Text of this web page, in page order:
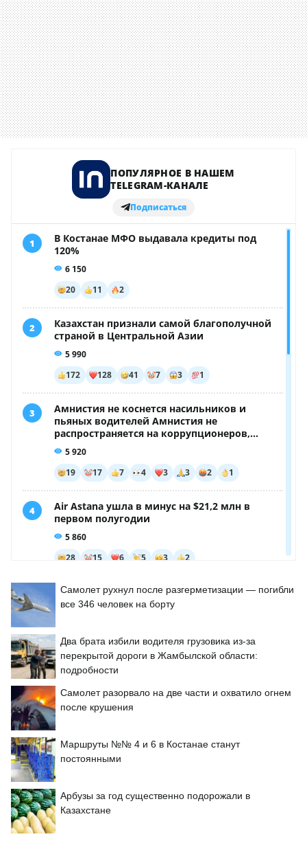
Самолет рухнул после разгерметизации — погибли
все 346 человек на борту
Два брата избили водителя грузовика из-за
перекрытой дороги в Жамбылской области:
подробности
Самолет разорвало на две части и охватило огнем
после крушения
Маршруты №№ 4 и 6 в Костанае станут
постоянными
Арбузы за год существенно подорожали в
Казахстане